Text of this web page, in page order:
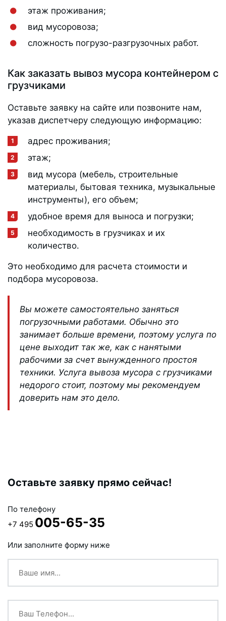
этаж проживания;
вид мусоровоза;
сложность погрузо-разгрузочных работ.
Как заказать вывоз мусора контейнером с
грузчиками
Оставьте заявку на сайте или позвоните нам,
указав диспетчеру следующую информацию:
адрес проживания;
этаж;
вид мусора (мебель, строительные
материалы, бытовая техника, музыкальные
инструменты), его объем;
удобное время для выноса и погрузки;
необходимость в грузчиках и их
количество.
Это необходимо для расчета стоимости и
подбора мусоровоза.
Вы можете самостоятельно заняться
погрузочными работами. Обычно это
занимает больше времени, поэтому услуга по
цене выходит так же, как с нанятыми
рабочими за счет вынужденного простоя
техники. Услуга вывоза мусора с грузчиками
недорого стоит, поэтому мы рекомендуем
доверить нам это дело.
Оставьте заявку прямо сейчас!
По телефону
+7 495 005-65-35
Или заполните форму ниже